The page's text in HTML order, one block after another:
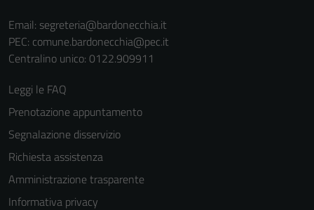
Email: segreteria@bardonecchia.it
PEC: comune.bardonecchia@pec.it
Centralino unico: 0122.909911
Leggi le FAQ
Prenotazione appuntamento
Segnalazione disservizio
Richiesta assistenza
Amministrazione trasparente
Informativa privacy